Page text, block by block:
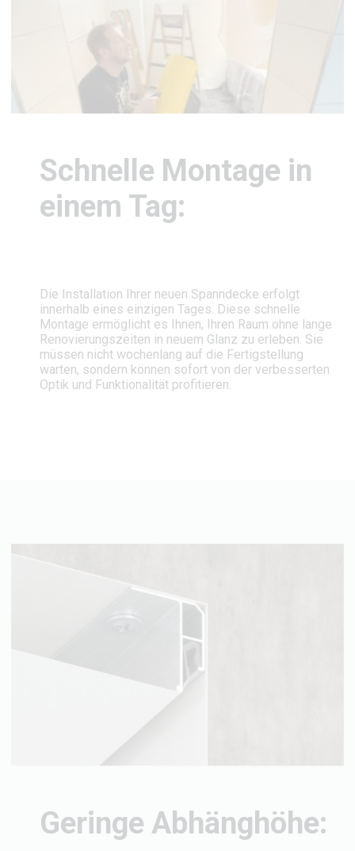
Schnelle Montage in
einem Tag:
Die Installation Ihrer neuen Spanndecke erfolgt
innerhalb eines einzigen Tages. Diese schnelle
Montage ermöglicht es Ihnen, Ihren Raum ohne lange
Renovierungszeiten in neuem Glanz zu erleben. Sie
müssen nicht wochenlang auf die Fertigstellung
warten, sondern können sofort von der verbesserten
Optik und Funktionalität profitieren.
Geringe Abhänghöhe: